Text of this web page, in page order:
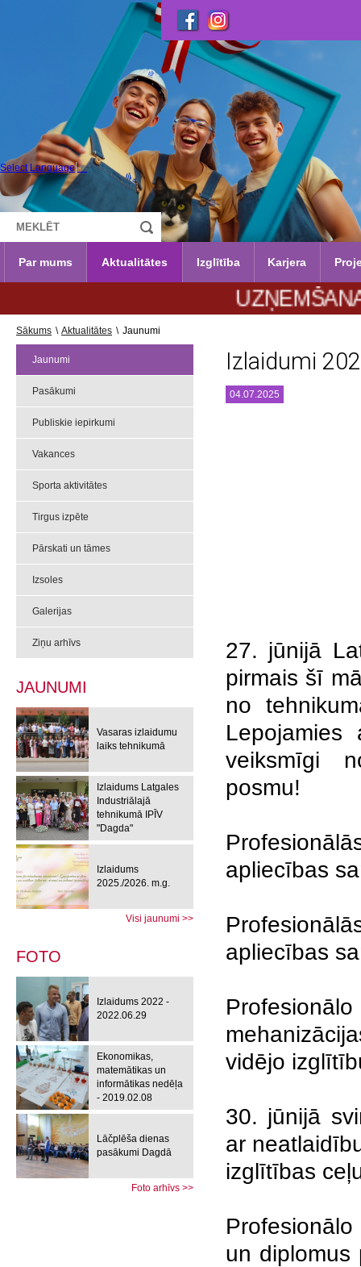
Select Language ▼
Par mums Aktualitātes Izglītība Karjera
UZŅEMŠANA
Sākums \ Aktualitātes \ Jaunumi
Jaunumi
Pasākumi
Publiskie iepirkumi
Vakances
Sporta aktivitātes
Tirgus izpēte
Pārskati un tāmes
Izsoles
Galerijas
Ziņu arhīvs
JAUNUMI
Vasaras izlaidumu
laiks tehnikumā
Izlaidums Latgales
Industriālajā
tehnikumā IPĪV
"Dagda"
Izlaidums
2025./2026. m.g.
Visi jaunumi >>
FOTO
Izlaidums 2022 -
2022.06.29
Ekonomikas,
matemātikas un
informātikas nedēļa
- 2019.02.08
Lāčplēša dienas
pasākumi Dagdā
Foto arhīvs >>
Izlaidumi
04.07.2025
27. jūnijā
pirmais šī
no
veiksmīgi
posmu!
apliecības
apliecības
vidējo
30. jūnijā
ar
izglītības
un diplomus